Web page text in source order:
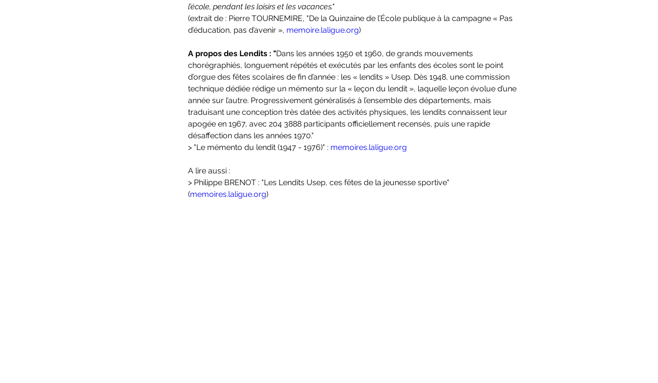
l’école, pendant les loisirs et les vacances."
(extrait de : Pierre TOURNEMIRE, "De la Quinzaine de l’École publique à la campagne « Pas
d’éducation, pas d’avenir », memoire.laligue.org)
A propos des Lendits : "Dans les années 1950 et 1960, de grands mouvements
chorégraphiés, longuement répétés et exécutés par les enfants des écoles sont le point
d’orgue des fêtes scolaires de fin d’année : les « lendits » Usep. Dès 1948, une commission
technique dédiée rédige un mémento sur la « leçon du lendit », laquelle leçon évolue d’une
année sur l’autre. Progressivement généralisés à l’ensemble des départements, mais
traduisant une conception très datée des activités physiques, les lendits connaissent leur
apogée en 1967, avec 204 3888 participants officiellement recensés, puis une rapide
désaffection dans les années 1970."
> "Le mémento du lendit (1947 - 1976)" : memoires.laligue.org
A lire aussi :
> Philippe BRENOT : "Les Lendits Usep, ces fêtes de la jeunesse sportive"
(memoires.laligue.org)